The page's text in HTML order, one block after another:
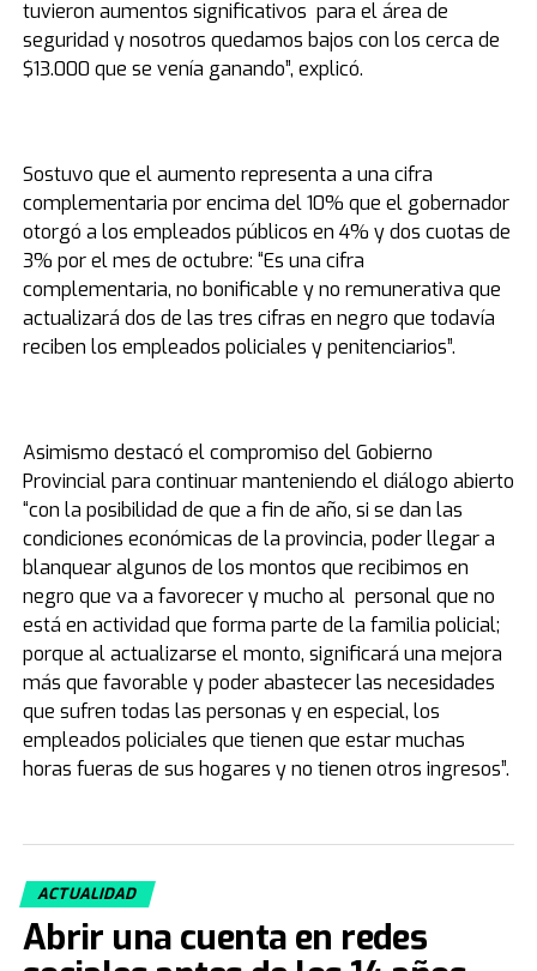
tuvieron aumentos significativos para el área de
seguridad y nosotros quedamos bajos con los cerca de
$13.000 que se venía ganando”, explicó.
Sostuvo que el aumento representa a una cifra
complementaria por encima del 10% que el gobernador
otorgó a los empleados públicos en 4% y dos cuotas de
3% por el mes de octubre: “Es una cifra
complementaria, no bonificable y no remunerativa que
actualizará dos de las tres cifras en negro que todavía
reciben los empleados policiales y penitenciarios”.
Asimismo destacó el compromiso del Gobierno
Provincial para continuar manteniendo el diálogo abierto
“con la posibilidad de que a fin de año, si se dan las
condiciones económicas de la provincia, poder llegar a
blanquear algunos de los montos que recibimos en
negro que va a favorecer y mucho al personal que no
está en actividad que forma parte de la familia policial;
porque al actualizarse el monto, significará una mejora
más que favorable y poder abastecer las necesidades
que sufren todas las personas y en especial, los
empleados policiales que tienen que estar muchas
horas fueras de sus hogares y no tienen otros ingresos”.
ACTUALIDAD
Abrir una cuenta en redes